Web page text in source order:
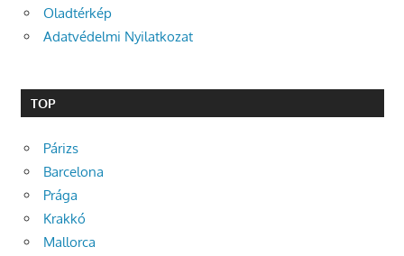
Oladtérkép
Adatvédelmi Nyilatkozat
TOP
Párizs
Barcelona
Prága
Krakkó
Mallorca